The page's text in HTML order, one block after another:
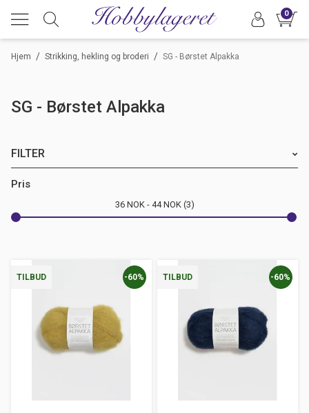
0
/
Hjem /
Strikking, hekling og broderi SG - Børstet Alpakka
SG - Børstet Alpakka
FILTER
Merke
Anledning
Pris
36 NOK 44 NOK 3
TILBUD -60% TILBUD -60%